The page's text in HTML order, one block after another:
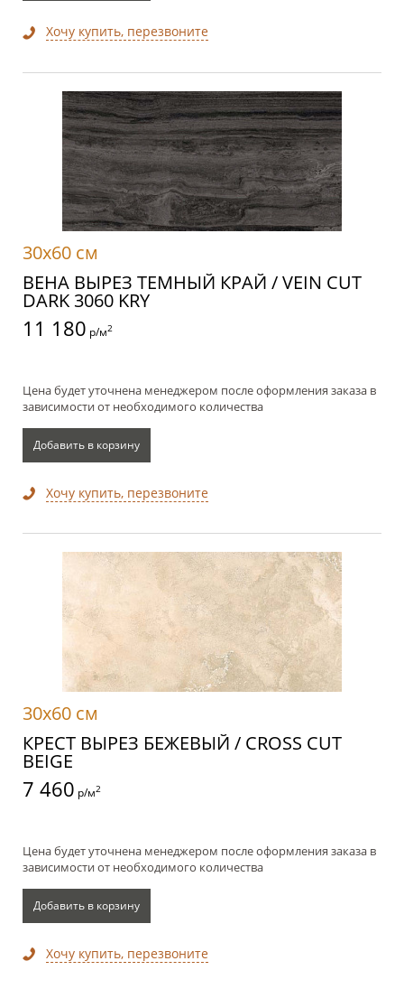
Хочу купить, перезвоните
30x60 см
ВЕНА ВЫРЕЗ ТЕМНЫЙ КРАЙ / VEIN CUT
DARK 3060 KRY
11 180 р/м2
Цена будет уточнена менеджером после оформления заказа в
зависимости от необходимого количества
Добавить в корзину
Хочу купить, перезвоните
30x60 см
КРЕСТ ВЫРЕЗ БЕЖЕВЫЙ / CROSS CUT
BEIGE
7 460 р/м2
Цена будет уточнена менеджером после оформления заказа в
зависимости от необходимого количества
Добавить в корзину
Хочу купить, перезвоните